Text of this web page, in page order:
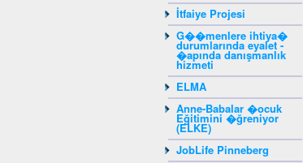
İtfaiye Projesi
G��menlere ihtiya�
durumlarında eyalet -
�apında danışmanlık
hizmeti
ELMA
Anne-Babalar �ocuk
Eğitimini �ğreniyor
(ELKE)
JobLife Pinneberg